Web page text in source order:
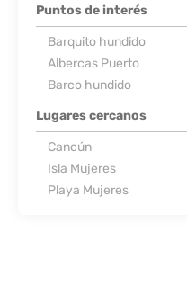
Puntos de interés
Barquito hundido
Albercas Puerto
Barco hundido
Lugares cercanos
Cancún
Isla Mujeres
Playa Mujeres